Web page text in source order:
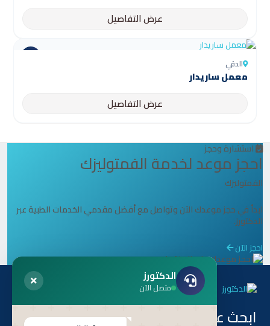
عرض التفاصيل
الدقي
معمل ساريدار
عرض التفاصيل
استشارة وحجز
احجز موعد لخدمة الفمتوليزك
الفمتوليزك
ابدأ في حجز موعدك الآن وتواصل مع أفضل مقدمي الخدمات الطبية عبر
الدكتورز.
احجز الآن
ابحث عن طريق هل أنت طبيب ؟
الدكتورز
متصل الآن